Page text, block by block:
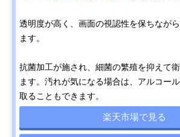
透明度が高く、画面の視認性を保ちなが
ます。
抗菌加工が施され、細菌の繁殖を抑えて
ます。汚れが気になる場合は、アルコー
取ることもできます。
楽天市場で見る